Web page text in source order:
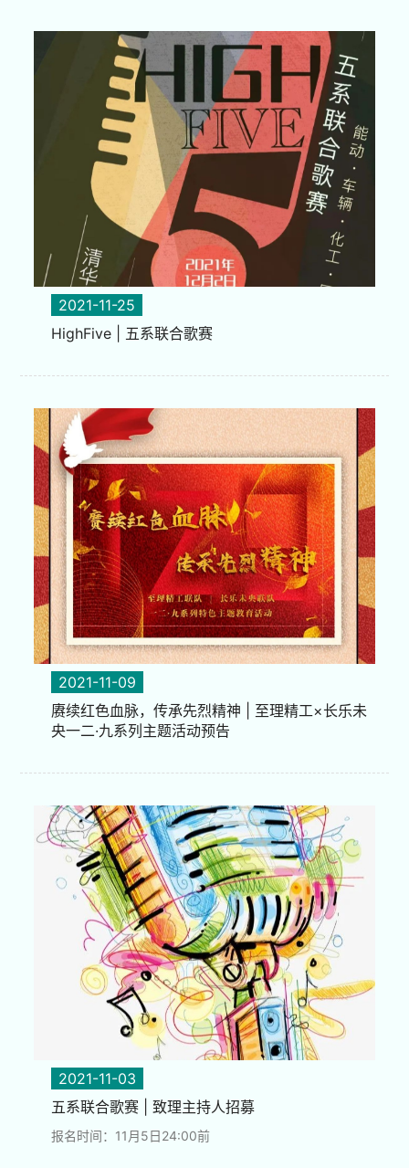
2021-11-25
HighFive | 五系联合歌赛
2021-11-09
赓续红色血脉，传承先烈精神 | 至理精工×长乐未
央一二·九系列主题活动预告
2021-11-03
五系联合歌赛 | 致理主持人招募
报名时间：11月5日24:00前